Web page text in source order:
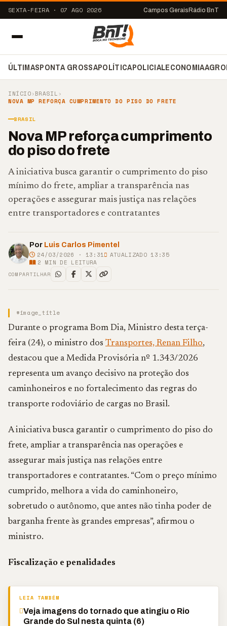
SEXTA-FEIRA · 07 AGO 2026 Campos Gerais Rádio BnT
ÚLTIMASPONTA GROSSAPOLÍTICAPOLICIALECONOMIA
INÍCIO›BRASIL ›
NOVA MP REFORÇA CUMPRIMENTO DO PISO DO FRETE
BRASIL
Nova MP reforça cumprimento
do piso do frete
A iniciativa busca garantir o cumprimento do piso
mínimo do frete, ampliar a transparência nas
operações e assegurar mais justiça nas relações
entre transportadores e contratantes
Por Luis Carlos Pimentel
24/03/2026 · 13:31
ATUALIZADO 13:35
2 MIN DE LEITURA
COMPARTILHAR
#image_title
Durante o programa Bom Dia, Ministro desta terça-
feira (24), o ministro dos Transportes, Renan Filho,
destacou que a Medida Provisória nº 1.343/2026
representa um avanço decisivo na proteção dos
caminhoneiros e no fortalecimento das regras do
transporte rodoviário de cargas no Brasil.
A iniciativa busca garantir o cumprimento do piso do
frete, ampliar a transparência nas operações e
assegurar mais justiça nas relações entre
transportadores e contratantes. “Com o preço mínimo
cumprido, melhora a vida do caminhoneiro,
sobretudo o autônomo, que antes não tinha poder de
barganha frente às grandes empresas”, afirmou o
ministro.
Fiscalização e penalidades
LEIA TAMBÉM
Veja imagens do tornado que atingiu o Rio
Grande do Sul nesta quinta (6)